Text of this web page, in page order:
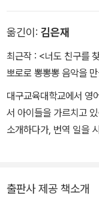
옮긴이: 김은재
최근작 : <너도 친구를
뽀로로 뽕뽕뽕 음악을
대구교육대학교에서 영
서 아이들을 가르치고
소개하다가, 번역 일을
출판사 제공 책소개